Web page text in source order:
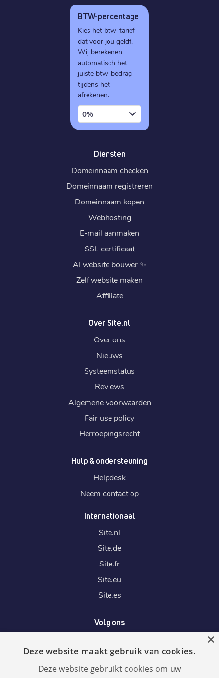
BTW-percentage
Kies het btw-tarief
dat voor jou geldt.
Wij berekenen
automatisch het
juiste btw-bedrag
tijdens het
afrekenen.
0%
Diensten
Domeinnaam checken
Domeinnaam registreren
Domeinnaam kopen
Webhosting
E-mail aanmaken
SSL certificaat
AI website bouwer✨
Zelf website maken
Affiliate
Over Site.nl
Over ons
Nieuws
Systeemstatus
Reviews
Algemene voorwaarden
Fair use policy
Herroepingsrecht
Hulp & ondersteuning
Helpdesk
Neem contact op
Internationaal
Site.nl
Site.de
Site.fr
Site.eu
Site.es
Volg ons
Wij accepteren
×
Deze website maakt gebruik van cookies.
Deze website gebruikt cookies om uw